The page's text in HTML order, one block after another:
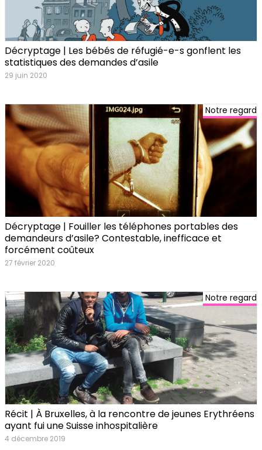
Décryptage | Les bébés de réfugié-e-s gonflent les
statistiques des demandes d’asile
29 juin 2020
Notre regard
Décryptage | Fouiller les téléphones portables des
demandeurs d’asile? Contestable, inefficace et
forcément coûteux
27 février 2020
Notre regard
Récit | À Bruxelles, à la rencontre de jeunes Erythréens
ayant fui une Suisse inhospitalière
4 décembre 2019